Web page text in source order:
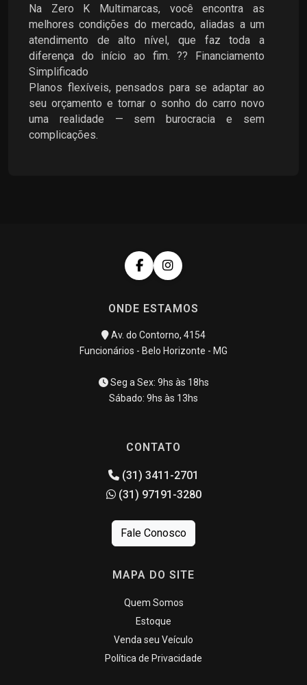
Na Zero K Multimarcas, você encontra as
melhores condições do mercado, aliadas a um
atendimento de alto nível, que faz toda a
diferença do início ao fim. ?? Financiamento
Simplificado
Planos flexíveis, pensados para se adaptar ao
seu orçamento e tornar o sonho do carro novo
uma realidade — sem burocracia e sem
complicações.
ONDE ESTAMOS
Av. do Contorno, 4154
Funcionários - Belo Horizonte - MG
Seg a Sex: 9hs às 18hs
Sábado: 9hs às 13hs
CONTATO
(31) 3411-2701
(31) 97191-3280
Fale Conosco
MAPA DO SITE
Quem Somos
Estoque
Venda seu Veículo
Política de Privacidade